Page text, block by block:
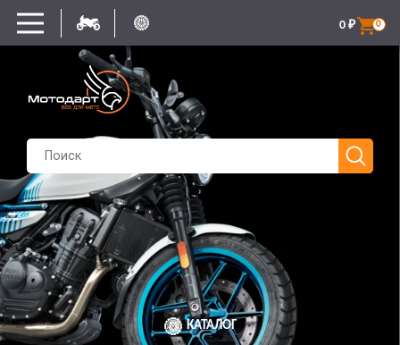
0
0 ₽
КАТАЛОГ